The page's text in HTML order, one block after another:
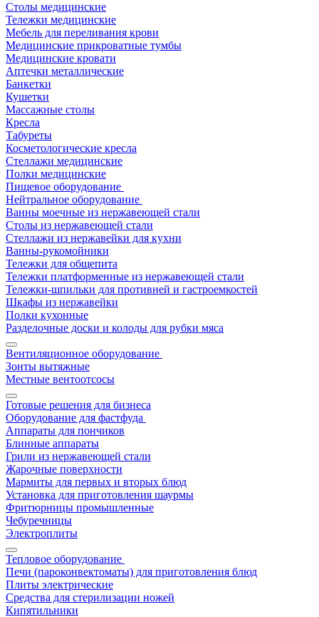
Столы медицинские
Тележки медицинские
Мебель для переливания крови
Медицинские прикроватные тумбы
Медицинские кровати
Аптечки металлические
Банкетки
Кушетки
Массажные столы
Кресла
Табуреты
Косметологические кресла
Стеллажи медицинские
Полки медицинские
Пищевое оборудование
Нейтральное оборудование
Ванны моечные из нержавеющей стали
Столы из нержавеющей стали
Стеллажи из нержавейки для кухни
Ванны-рукомойники
Тележки для общепита
Тележки платформенные из нержавеющей стали
Тележки-шпильки для противней и гастроемкостей
Шкафы из нержавейки
Полки кухонные
Разделочные доски и колоды для рубки мяса
Вентиляционное оборудование
Зонты вытяжные
Местные вентоотсосы
Готовые решения для бизнеса
Оборудование для фастфуда
Аппараты для пончиков
Блинные аппараты
Грили из нержавеющей стали
Жарочные поверхности
Мармиты для первых и вторых блюд
Установка для приготовления шаурмы
Фритюрницы промышленные
Чебуречницы
Электроплиты
Тепловое оборудование
Печи (пароконвектоматы) для приготовления блюд
Плиты электрические
Средства для стерилизации ножей
Кипятильники